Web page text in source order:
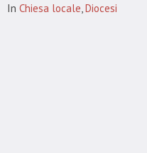
In Chiesa locale Diocesi